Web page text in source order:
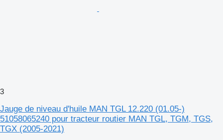
3
Jauge de niveau d'huile MAN TGL 12.220 (01.05-)
51058065240 pour tracteur routier MAN TGL, TGM, TGS,
TGX (2005-2021)